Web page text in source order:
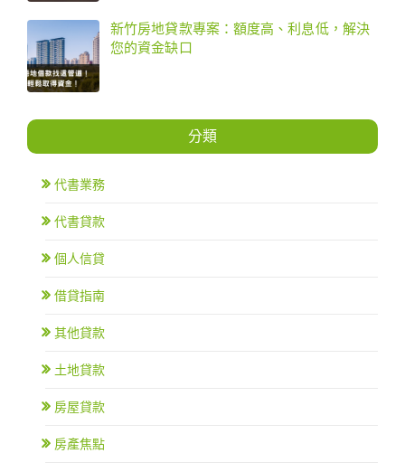
新竹房地貸款專案：額度高、利息低，解決
您的資金缺口
分類
代書業務
代書貸款
個人信貸
借貸指南
其他貸款
土地貸款
房屋貸款
房產焦點